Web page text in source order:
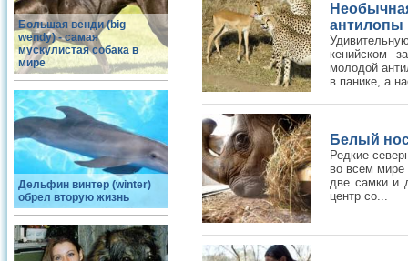
Большая венди (big
wendy) - самая
мускулистая собака в
мире
Дельфин винтер (winter)
обрел вторую жизнь
антилопы
кенийском
молодой
в панике, а
Белый
Редкие
во всем мире
две самки и
центр со...